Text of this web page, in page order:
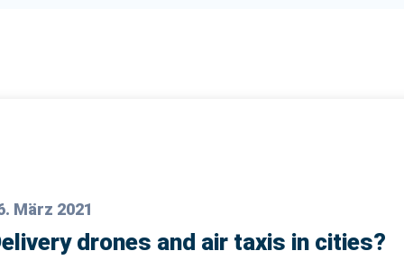
März 2021
drones and air taxis in cities?